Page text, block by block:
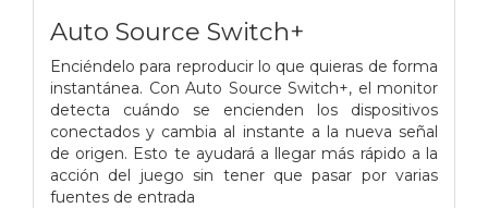
Auto Source Switch+
Enciéndelo para reproducir lo que quieras de forma
instantánea. Con Auto Source Switch+, el monitor
detecta cuándo se encienden los dispositivos
conectados y cambia al instante a la nueva señal
de origen. Esto te ayudará a llegar más rápido a la
acción del juego sin tener que pasar por varias
fuentes de entrada